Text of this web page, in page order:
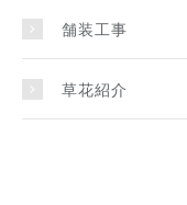
舗装工事
草花紹介